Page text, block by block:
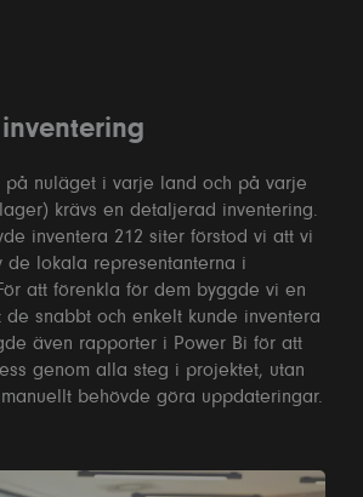
på nuläget i varje land och på varje
krävs en detaljerad inventering.
inventera 212 siter förstod vi att vi
de lokala representanterna i
att förenkla för dem byggde vi en
de snabbt och enkelt kunde inventera
även rapporter i Power Bi för att
genom alla steg i projektet, utan
behövde göra uppdateringar.